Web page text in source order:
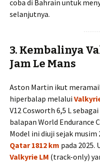
coba di Bahrain untuk
selanjutnya.
3.Kembalinya
Jam Le Mans
Aston Martin ikut
hiperbalap melalui
V12 Cosworth 6,5 L
balapan World Endurance
Model ini diuji sejak
Qatar 1812 km pada 2025.
Valkyrie LM (track-only)